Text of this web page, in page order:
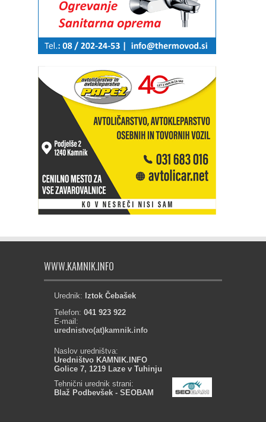
WWW.KAMNIK.INFO
Urednik: Iztok Čebašek
Telefon: 041 923 922
E-mail:
urednistvo(at)kamnik.info
Naslov uredništva:
Uredništvo KAMNIK.INFO
Golice 7, 1219 Laze v Tuhinju
Tehnični urednik strani:
Blaž Podbevšek - SEOBAM